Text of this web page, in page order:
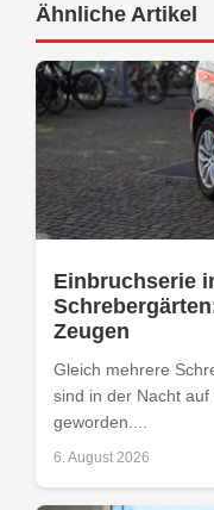
Ähnliche Artikel
Einbruchserie
Zeugen
Gleich mehrere
sind in der Nacht
geworden....
6. August 2026